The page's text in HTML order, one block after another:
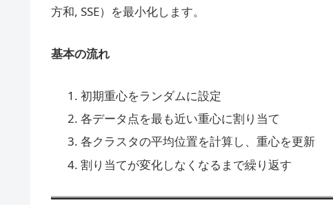
方和, SSE）を最小化します。
基本の流れ
初期重心をランダムに設定
各データ点を最も近い重心に割り当て
各クラスタの平均位置を計算し、重心を更新
割り当てが変化しなくなるまで繰り返す